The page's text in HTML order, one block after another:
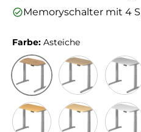
Memoryschalter mit 4
Farbe: Asteiche
Asteiche Eiche Grau